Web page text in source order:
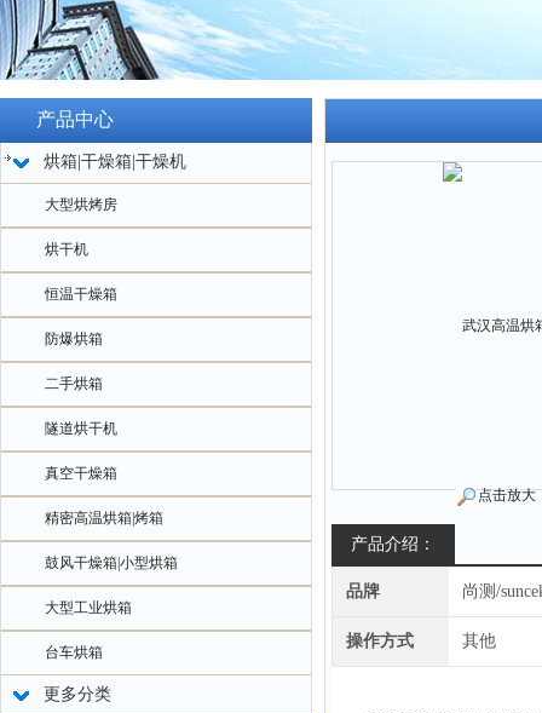
产品中心
烘箱|干燥箱|干燥机
大型烘烤房
烘干机
恒温干燥箱
防爆烘箱
二手烘箱
隧道烘干机
真空干燥箱
精密高温烘箱|烤箱
鼓风干燥箱|小型烘箱
大型工业烘箱
台车烘箱
更多分类
点击放大
产品介绍：
品牌 尚测/
操作方式 其他